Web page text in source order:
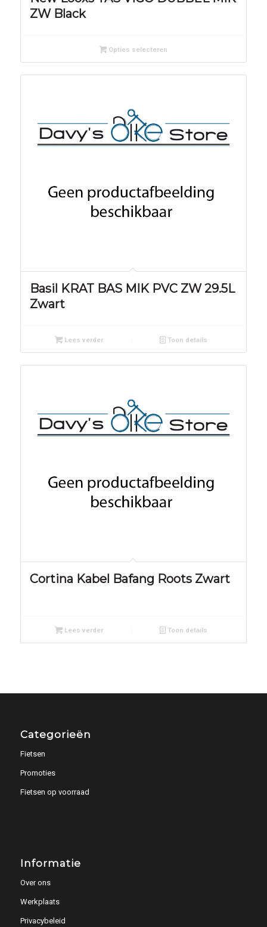
ZW Black
Opties selecteren
Basil KRAT BAS MIK PVC ZW 29.5L
Zwart
Lees verder Toon details
Cortina Kabel Bafang Roots Zwart
Lees verder Toon details
Categorieën
Fietsen
Promoties
Fietsen op voorraad
Informatie
Over ons
Werkplaats
Privacybeleid